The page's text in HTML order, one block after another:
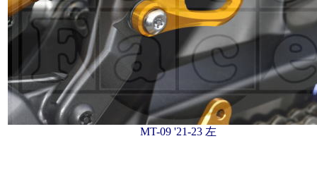
MT-09 '21-23 左